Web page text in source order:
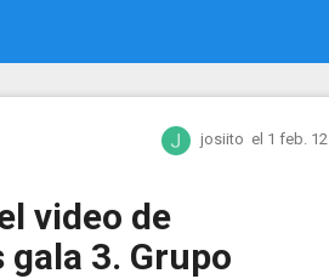
josiito el 1 feb. 12
video de
3. Grupo